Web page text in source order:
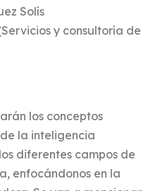
Solís
y consultoría de
los conceptos
la inteligencia
diferentes campos de
enfocándonos en la